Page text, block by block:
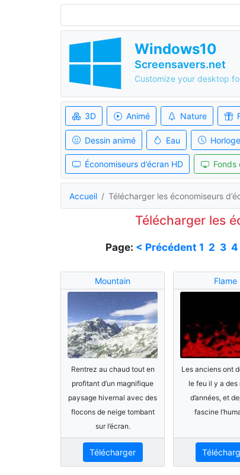
Windows10
Screensavers.net
Customize your desktop
3D Animé Nature
Dessin animé Eau Horloge
Économiseurs d’écran HD Fonds
Accueil Télécharger les économiseurs
Télécharger les
Page: < Précédent 1 2 3 4
Mountain
Rentrez au chaud tout en
profitant d’un magnifique
paysage hivernal avec des
flocons de neige tombant
sur l’écran.
Télécharger
Flame
Les anciens ont
le feu il y a des
d’années, et
fascine